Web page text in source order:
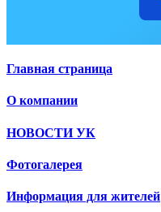
Главная страница
О компании
НОВОСТИ УК
Фотогалерея
Информация для жителей